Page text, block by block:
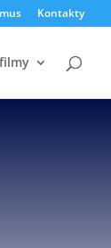
Kontakty